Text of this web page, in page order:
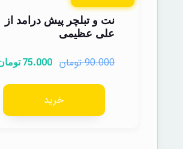
نت و تبلچر پیش درامد از
علی عظیمی
90.000 تومان 75.000
خرید